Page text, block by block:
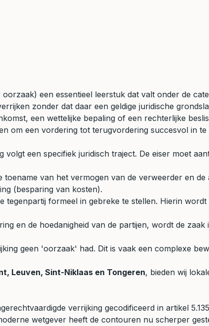
een essentieel leerstuk dat valt onder de
zonder dat daar een geldige juridische
een wettelijke bepaling of een rechterlijke
om een vordering tot terugvordering succesvol in te
een specifiek juridisch traject. De eiser moet
toename van het vermogen van de verweerder en
(besparing van kosten).
formeel in gebreke te stellen. Hierin
en de hoedanigheid van de partijen, wordt de zaak
geen 'oorzaak' had. Dit is vaak een complexe
Leuven, Sint-Niklaas en Tongeren, bieden wij
verrijking gecodificeerd in artikel
wetgever heeft de contouren nu scherper